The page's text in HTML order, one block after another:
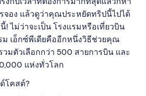
จอง แล้วดูว่าคุณประหยัดทริปนี้ไปได้
! ไม่ว่าจะเป็น โรงแรมหรือเที่ยวบิน
ม เอ็กซ์พีเดียคืออีกหนึ่งวิธีช่วยคุณ
วมตัวเลือกกว่า 500 สายการบิน และ
แห่งทั่วโลก
โคสต์?